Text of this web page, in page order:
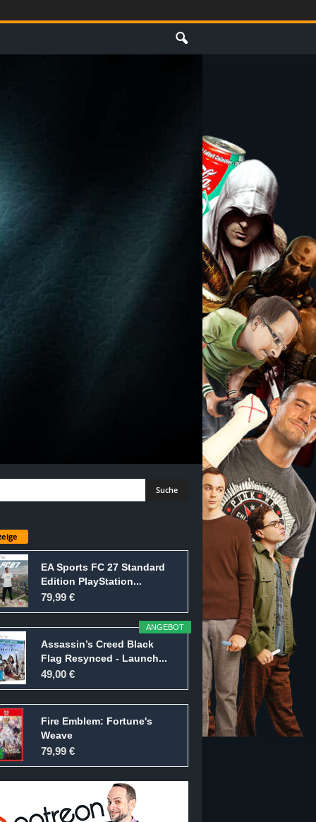
EA Sports FC 27 Standard
Edition PlayStation...
79,99 €
ANGEBOT
Assassin’s Creed Black
Flag Resynced - Launch...
49,00 €
Fire Emblem: Fortune's
Weave
79,99 €